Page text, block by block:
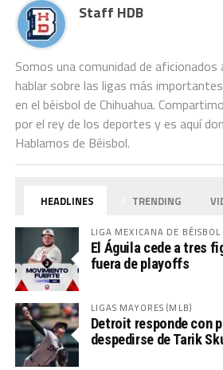
Staff HDB
Somos una comunidad de aficionados
hablar sobre las ligas más
en el béisbol de Chihuahua.
por el rey de los deportes y es aquí
Hablamos de Béisbol.
HEADLINES TRENDING
LIGA MEXICANA DE BÉISBOL
El Águila cede a tres
fuera de playoffs
LIGAS MAYORES (MLB)
Detroit responde con
despedirse de Tarik